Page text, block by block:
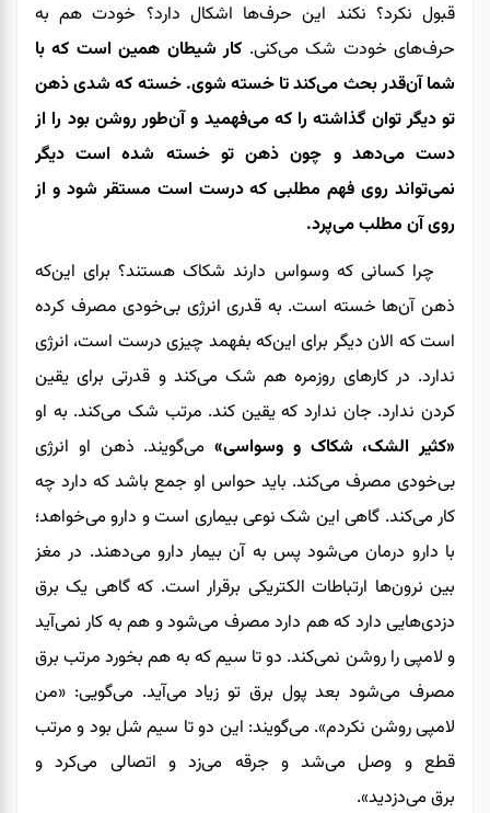
قبول نکرد؟ نکند این حرف‌ها اشکال دارد؟ خودت هم به
حرف‌‌های خودت شک می‌کنی. کار شیطان همین است که با
شما آن‌قدر بحث می‌کند تا خسته شوی. خسته که شدی ذهن
تو دیگر توان گذاشته را که می‌فهمید و آنطور روشن بود را از
دست می‌دهد و چون ذهن تو خسته شده است دیگر
نمی‌تواند روی فهم مطلبی که درست است مستقر ‌شود و از
روی آن مطلب می‌پرد.
چرا کسانی که وسواس دارند شکاک هستند؟ برای‌ این‌که
ذهن آن‌ها خسته‌ است. به‌ قدری انرژی بی‌خودی مصرف کرده
است که الان دیگر برای این‌که بفهمد چیزی درست است، انرژی
ندارد. در کارهای روزمره هم شک می‌کند و قدرتی برای یقین
کردن ندارد. جان ندارد که یقین کند. مرتب شک می‌کند. به او
«کثیر الشک، شکاک و وسواسی» می‌گویند. ذهن او انرژی
بی‌خودی مصرف می‌کند. باید حواس او جمع باشد که دارد چه
کار می‌کند. گاهی این شک نوعی بیماری است و دارو می‌خواهد؛
با دارو درمان می‌شود پس به آن بیمار دارو می‌دهند. در مغز
بین نرون‌ها ارتباطات الکتریکی برقرار است. که گاهی یک برق
دزدی‌هایی دارد که هم دارد مصرف می‌شود و هم به‌ کار نمی‌آید
و لامپی را روشن نمی‌کند. دو تا سیم که به هم بخورد مرتب برق
مصرف می‌شود بعد پول برق تو زیاد می‌آید. می‌گویی: «من
لامپی روشن نکردم». می‌گویند: این دو تا سیم شل بود و مرتب
قطع و وصل می‌شد و جرقه می‌زد و اتصالی می‌کرد و
برق می‌دزدید».